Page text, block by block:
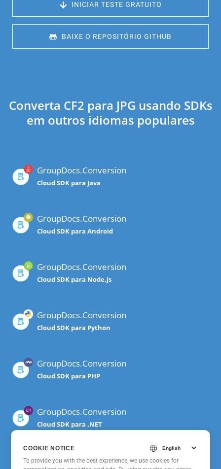
INICIAR TESTE GRATUITO
BAIXE O REPOSITÓRIO GITHUB
Converta CF2 para JPG usando SDKs
em outros idiomas populares
GroupDocs.Conversion
Cloud SDK para Java
GroupDocs.Conversion
Cloud SDK para Android
GroupDocs.Conversion
Cloud SDK para Node.js
GroupDocs.Conversion
Cloud SDK para Python
GroupDocs.Conversion
Cloud SDK para PHP
GroupDocs.Conversion
Cloud SDK para .NET
GroupDocs.Conversion
COOKIE NOTICE
To provide you with the best experience, we use cookies for